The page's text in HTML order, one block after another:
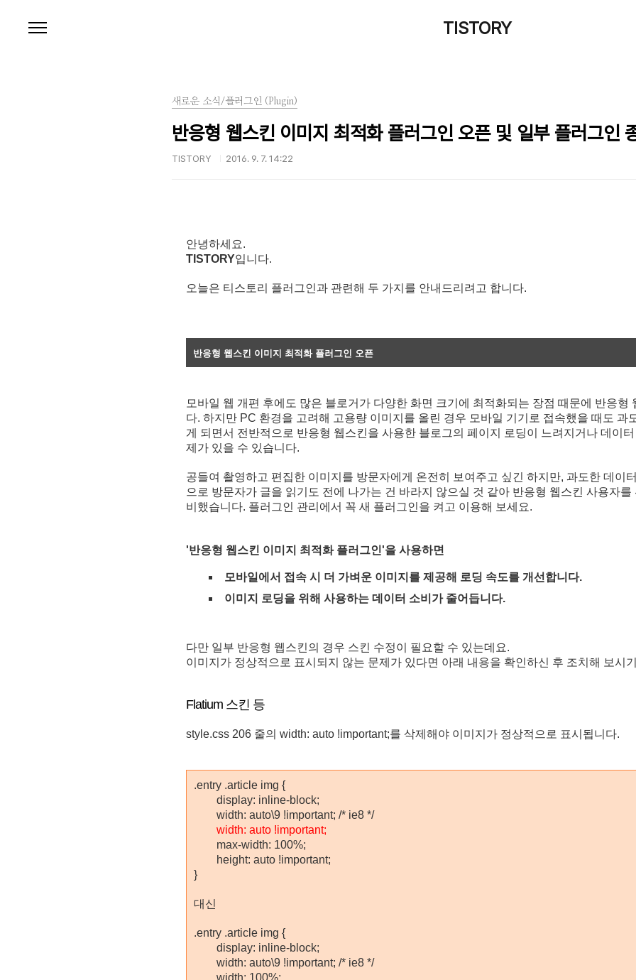
TISTORY
새로운 소식/플러그인 (Plugin)
반응형 웹스킨 이미지 최적화 플러그인 오픈 및 일부 플러그인
TISTORY 2016. 9. 7. 14:22
안녕하세요.
TISTORY입니다.
오늘은 티스토리 플러그인과 관련해 두 가지를 안내드리려고 합니다.
반응형 웹스킨 이미지 최적화 플러그인 오픈
모바일 웹 개편 후에도 많은 블로거가 다양한 화면 크기에 최적화되는 장점 때문에 반응형
다. 하지만 PC 환경을 고려해 고용량 이미지를 올린 경우 모바일 기기로 접속했을 때도 과
게 되면서 전반적으로 반응형 웹스킨을 사용한 블로그의 페이지 로딩이 느려지거나 데이
제가 있을 수 있습니다.
공들여 촬영하고 편집한 이미지를 방문자에게 온전히 보여주고 싶긴 하지만, 과도한 데이
으로 방문자가 글을 읽기도 전에 나가는 건 바라지 않으실 것 같아 반응형 웹스킨 사용자
비했습니다. 플러그인 관리에서 꼭 새 플러그인을 켜고 이용해 보세요.
'반응형 웹스킨 이미지 최적화 플러그인'을 사용하면
모바일에서 접속 시 더 가벼운 이미지를 제공해 로딩 속도를 개선합니다.
이미지 로딩을 위해 사용하는 데이터 소비가 줄어듭니다.
다만 일부 반응형 웹스킨의 경우 스킨 수정이 필요할 수 있는데요.
이미지가 정상적으로 표시되지 않는 문제가 있다면 아래 내용을 확인하신 후 조치해 보시
Flatium 스킨 등
style.css 206 줄의 width: auto !important;를 삭제해야 이미지가 정상적으로 표시됩니다.
.entry .article img {
display: inline-block;
width: auto\9 !important; /* ie8 */
width: auto !important;
max-width: 100%;
height: auto !important;
}
대신
.entry .article img {
display: inline-block;
width: auto\9 !important; /* ie8 */
width: 100%;